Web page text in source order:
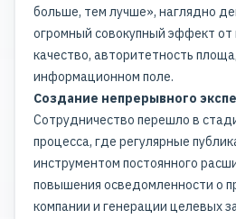
больше, тем лучше», наглядно
огромный совокупный эффект от
качество, авторитетность
информационном поле.
Создание непрерывного
Сотрудничество перешло в
процесса, где регулярные
инструментом постоянного
повышения осведомленности о
компании и генерации целевых